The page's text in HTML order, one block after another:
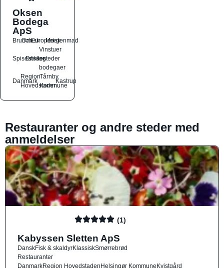
Oksen
Bodega
ApS
Brunch
DanskEuropæiskMorgenmad
Spisesteder
Drikkesteder
Vinstuer
og
bodegaer
Danmark
Region
Hovedstaden
Tårnby
Kommune
Kastrup
Restauranter og andre steder med
anmeldelser
(1)
Kabyssen Sletten ApS
DanskFisk & skaldyrKlassiskSmørrebrød
Restauranter
DanmarkRegion HovedstadenHelsingør KommuneKvistgård